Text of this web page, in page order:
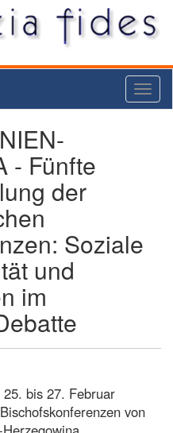
- Fünfte
der
Soziale
und
im
bis 27. Februar
von